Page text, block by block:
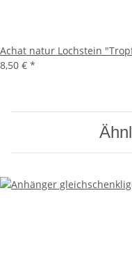
Achat natur Lochstein
8,50 € *